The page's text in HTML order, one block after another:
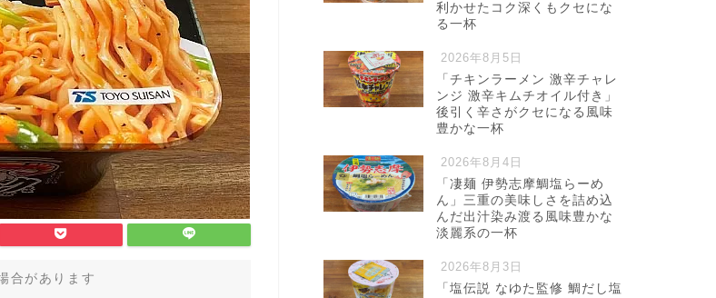
合があります
利かせたコク深くもクセにな
る一杯
2026年8月5日
「チキンラーメン 激辛チャレ
ンジ 激辛キムチオイル付き」
後引く辛さがクセになる風味
豊かな一杯
2026年8月4日
「凄麺 伊勢志摩鯛塩らーめ
ん」三重の美味しさを詰め込
んだ出汁染み渡る風味豊かな
淡麗系の一杯
2026年8月3日
「塩伝説 なゆた監修 鯛だし塩